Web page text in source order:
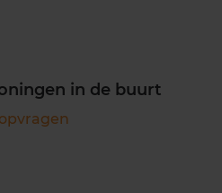
in de buurt